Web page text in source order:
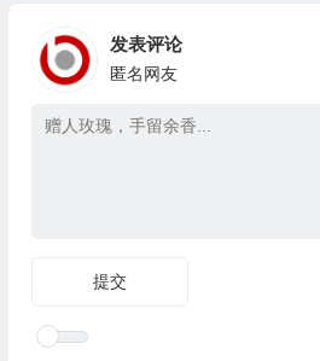
发表评论
匿名网友